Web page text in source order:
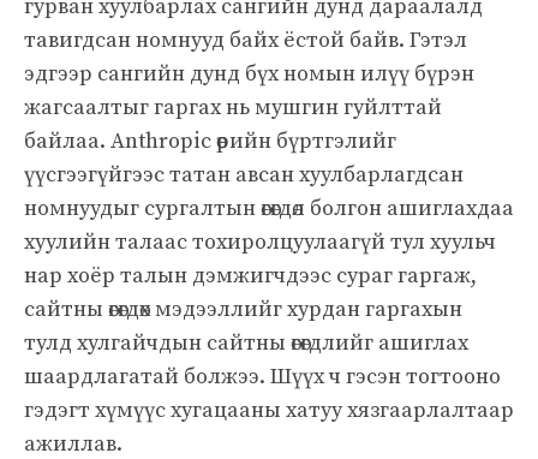
гурван хуулбарлах сангийн дунд дараалалд
тавигдсан номнууд байх ёстой байв. Гэтэл
эдгээр сангийн дунд бүх номын илүү бүрэн
жагсаалтыг гаргах нь мушгин гуйлттай
байлаа. Anthropic өөрийн бүртгэлийг
үүсгээгүйгээс татан авсан хуулбарлагдсан
номнуудыг сургалтын өгөгдөл болгон ашиглахдаа
хуулийн талаас тохиролцуулаагүй тул хуульч
нар хоёр талын дэмжигчдээс сураг гаргаж,
сайтны өгөгдөх мэдээллийг хурдан гаргахын
тулд хулгайчдын сайтны өгөгдлийг ашиглах
шаардлагатай болжээ. Шүүх ч гэсэн тогтооно
гэдэгт хүмүүс хугацааны хатуу хязгаарлалтаар
ажиллав.